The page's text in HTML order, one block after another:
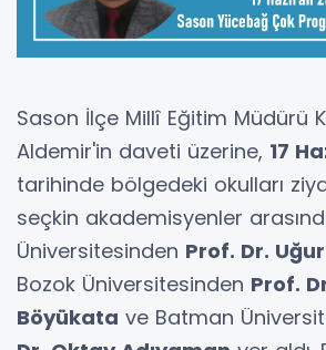
Sason İlçe Millî Eğitim Müdürü
Aldemir'in daveti üzerine, 17
tarihinde bölgedeki okulları
seçkin akademisyenler
Üniversitesinden Prof. Dr.
Bozok Üniversitesinden Prof.
Böyükata ve Batman